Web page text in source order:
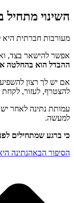
השינוי
מעורבות חברתית היא
אפשר להישאר בצד,
ההבדל הוא בהחלטה
אם יש לך רצון
להצטרף, לעזור, לקחת
עמותת נתינה לאחר
למעשה.
כי ברגע שמתחילים
הסיפור הבאהנתינה